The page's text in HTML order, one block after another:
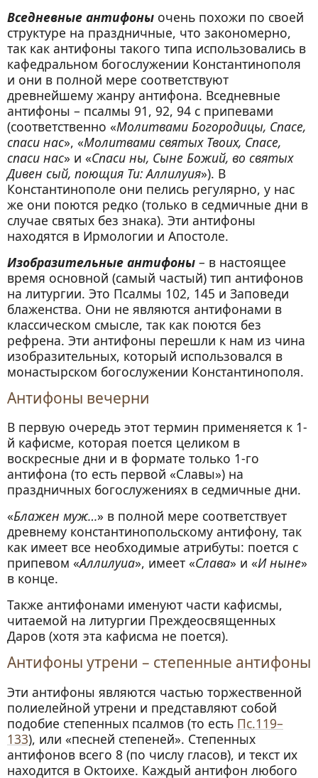
Вседневные антифоны очень похожи по своей
структуре на праздничные, что закономерно,
так как антифоны такого типа использовались в
кафедральном богослужении Константинополя
и они в полной мере соответствуют
древнейшему жанру антифона. Вседневные
антифоны – псалмы 91, 92, 94 с припевами
(соответственно «Мо­литвами Богородицы, Спасе,
спаси нас», «Мо­литвами святых Твоих, Спасе,
спаси нас» и «Спаси ны, Сыне Божий, во святых
Дивен сый, поющия Ти: Аллилуия»). В
Константинополе они пелись регулярно, у нас
же они поются редко (только в седмичные дни в
случае святых без знака). Эти антифоны
находятся в Ирмологии и Апостоле.
Изобразительные антифоны – в настоящее
время основной (самый частый) тип антифонов
на литургии. Это Псалмы 102, 145 и Заповеди
блаженства. Они не являются антифонами в
классическом смысле, так как поются без
рефрена. Эти антифоны перешли к нам из чина
изобразительных, который использовался в
монастырском богослужении Константинополя.
Антифоны вечерни
В первую очередь этот термин применяется к 1-
й кафисме, которая поется целиком в
воскресные дни и в формате только 1-го
антифона (то есть первой «Славы») на
праздничных богослужениях в седмичные дни.
«Блажен муж…» в полной мере соответствует
древнему константинопольскому антифону, так
как имеет все необходимые атрибуты: поется с
припевом «Аллилуиа», имеет «Слава» и «И ныне»
в конце.
Также антифонами именуют части кафисмы,
читаемой на литургии Преждеосвященных
Даров (хотя эта кафисма не поется).
Антифоны утрени – степенные антифоны
Эти антифоны являются частью торжественной
полиелейной утрени и представляют собой
подобие степенных псалмов (то есть Пс.119–
133), или «песней степеней». Степенных
антифонов всего 8 (по числу гласов), и текст их
находится в Октоихе. Каждый антифон любого